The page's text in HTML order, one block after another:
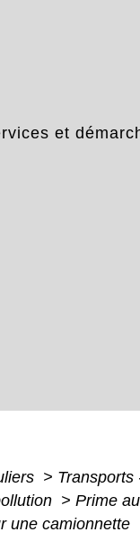
et
> Transports
> Prime
une camionnette